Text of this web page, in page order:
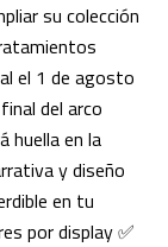
su colección
el 1 de agosto
del arco
huella en la
y diseño
en tu
por display ✅